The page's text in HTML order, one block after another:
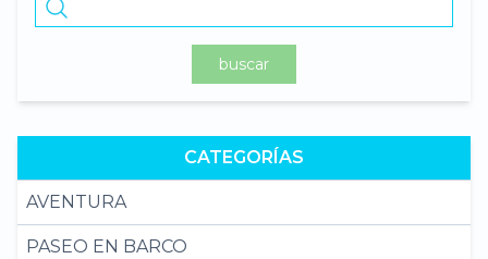
buscar
CATEGORÍAS
AVENTURA
PASEO EN BARCO